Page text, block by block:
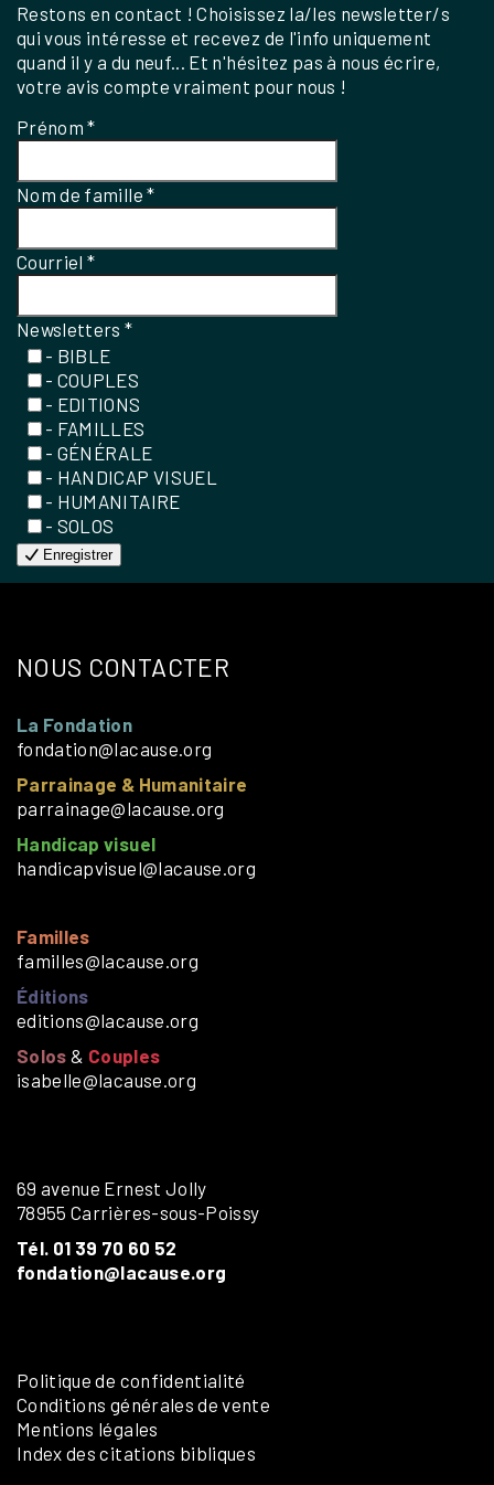
Restons en contact ! Choisissez la/les newsletter/s
qui vous intéresse et recevez de l'info uniquement
quand il y a du neuf... Et n'hésitez pas à nous écrire,
votre avis compte vraiment pour nous !
Prénom*
Nom de famille*
Courriel*
Newsletters*
- BIBLE
- COUPLES
- EDITIONS
- FAMILLES
- GÉNÉRALE
- HANDICAP VISUEL
- HUMANITAIRE
- SOLOS
Enregistrer
NOUS CONTACTER
La Fondation
fondation@lacause.org
Parrainage & Humanitaire
parrainage@lacause.org
Handicap visuel
handicapvisuel@lacause.org
Familles
familles@lacause.org
Éditions
editions@lacause.org
Solos & Couples
isabelle@lacause.org
69 avenue Ernest Jolly
78955 Carrières-sous-Poissy
Tél. 01 39 70 60 52
fondation@lacause.org
Politique de confidentialité
Conditions générales de vente
Mentions légales
Index des citations bibliques